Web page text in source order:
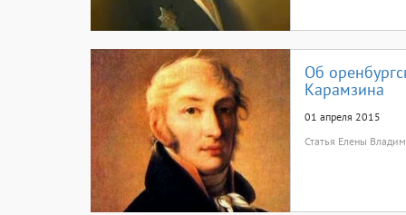
Об
Карамзина
01 апреля 2015
Статья Елены